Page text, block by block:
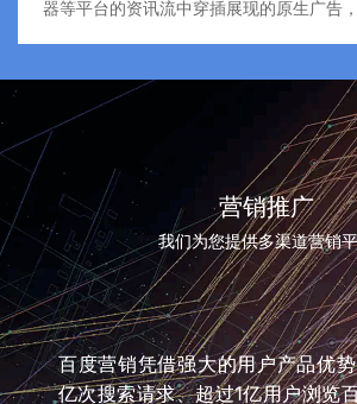
器等平台的资讯流中穿插展现的原生广告
营销推广
我们为您提供多渠道营销
百度营销凭借强大的用户产品优
亿次搜索请求、超过1亿用户浏览